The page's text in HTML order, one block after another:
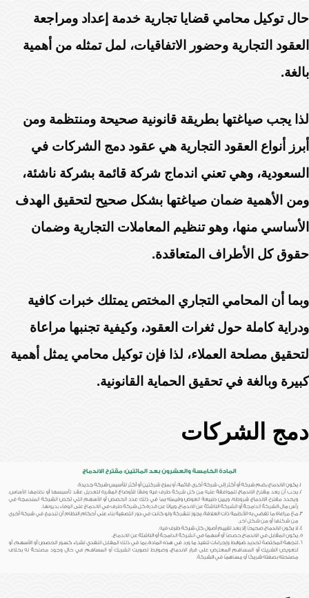
حال توكيل محامي قضايا تجارية خدمة إعداد ومراجعة
العقود التجارية وحضور الاتفاقيات، لمل تمثله من أهمية
بالغة.
لذا يجب صياغتها بطريقة قانونية صحيحة ومنتظمة ومن
أبرز أنواع العقود التجارية هي عقود دمج الشركات في
السعودية، وهي تعني اندماج شركة قائمة بشركة ناشئة،
ومن الأهمية ضمان صياغتها بشكل صحيح لتحقيق الهدف
الأساسي منها، وهو تنظيم المعاملات التجارية وضمان
حقوق كل الأطراف المتعاقدة.
وبما أن المحامي التجاري المختص يمتلك خبرات كافية
ودراية كاملة حول ثغرات العقود، وكيفية تجنبها مراعاة
لتحقيق مصلحة العملاء، لذا فإن توكيل محامي يمثل أهمية
كبيرة وبالغة في تحقيق الحماية القانونية.
دمج الشركات